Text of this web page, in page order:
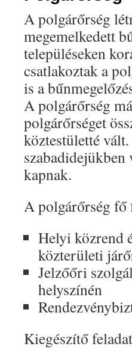
A polgárőrség
megemelkedett
településeken
csatlakoztak a
is a
A polgárőrség
polgárőrséget
köztestületté
kapnak.
A polgárőrség fő
Helyi közrend
közterületi
Jelzőőri
helyszínén
Kiegészítő